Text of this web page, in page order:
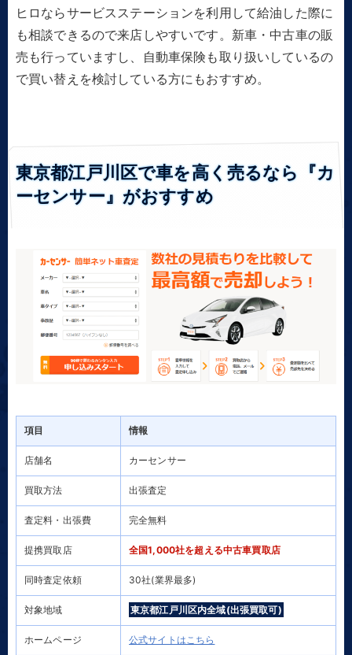
ヒロならサービスステーションを利用して給油した際に
も相談できるので来店しやすいです。新車・中古車の販
売も行っていますし、自動車保険も取り扱いしているの
で買い替えを検討している方にもおすすめ。
東京都江戸川区で車を高く売るなら『カ
ーセンサー』がおすすめ
項目 情報
店舗名 カーセンサー
買取方法 出張査定
査定料・出張費 完全無料
提携買取店 全国1,000社を超える中古車買取店
同時査定依頼 30社(業界最多)
対象地域 東京都江戸川区内全域(出張買取可)
ホームページ 公式サイトはこちら